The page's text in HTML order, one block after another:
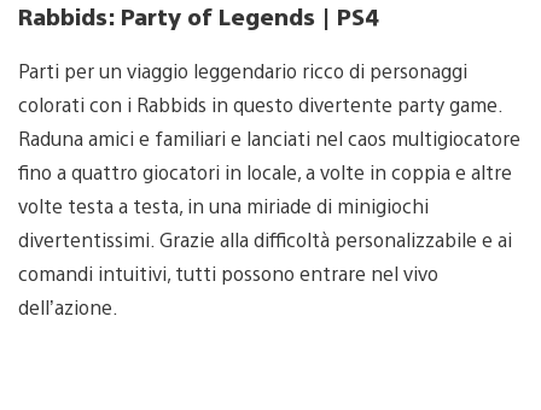
Rabbids: Party of Legends | PS4
Parti per un viaggio leggendario ricco di personaggi
colorati con i Rabbids in questo divertente party game.
Raduna amici e familiari e lanciati nel caos multigiocatore
fino a quattro giocatori in locale, a volte in coppia e altre
volte testa a testa, in una miriade di minigiochi
divertentissimi. Grazie alla difficoltà personalizzabile e ai
comandi intuitivi, tutti possono entrare nel vivo
dell’azione.